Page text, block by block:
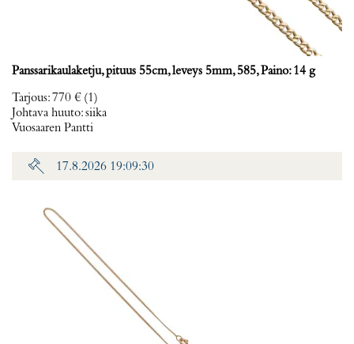
Panssarikaulaketju, pituus 55cm, leveys 5mm, 585, Paino: 14 g
Tarjous:770 € (1)
Johtava huuto:siika
Vuosaaren Pantti
17.8.2026 19:09:30